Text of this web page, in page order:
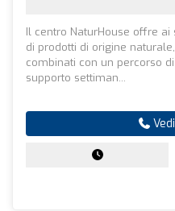
Il centro NaturHouse offre
di prodotti di origine
combinati con un percorso
supporto settiman...